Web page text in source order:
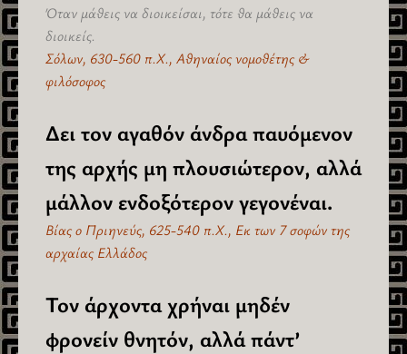
Όταν μάθεις να διοικείσαι, τότε θα μάθεις να
διοικείς.
Σόλων, 630-560 π.Χ., Αθηναίος νομοθέτης &
φιλόσοφος
Δει τον αγαθόν άνδρα παυόμενον
της αρχής μη πλουσιώτερον, αλλά
μάλλον ενδοξότερον γεγονέναι.
Βίας ο Πριηνεύς, 625-540 π.Χ., Εκ των 7 σοφών της
αρχαίας Ελλάδος
Τον άρχοντα χρήναι μηδέν
φρονείν θνητόν, αλλά πάντ’